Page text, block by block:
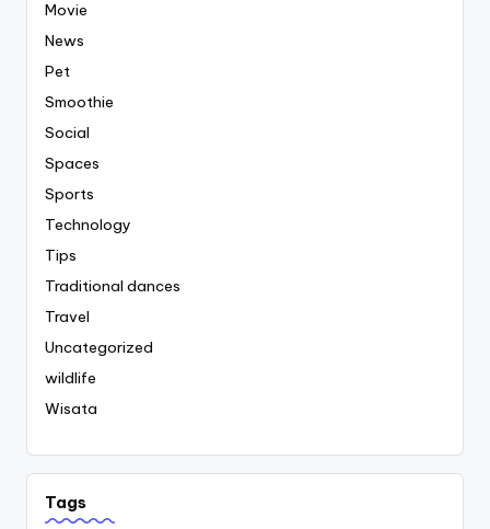
Movie
News
Pet
Smoothie
Social
Spaces
Sports
Technology
Tips
Traditional dances
Travel
Uncategorized
wildlife
Wisata
Tags